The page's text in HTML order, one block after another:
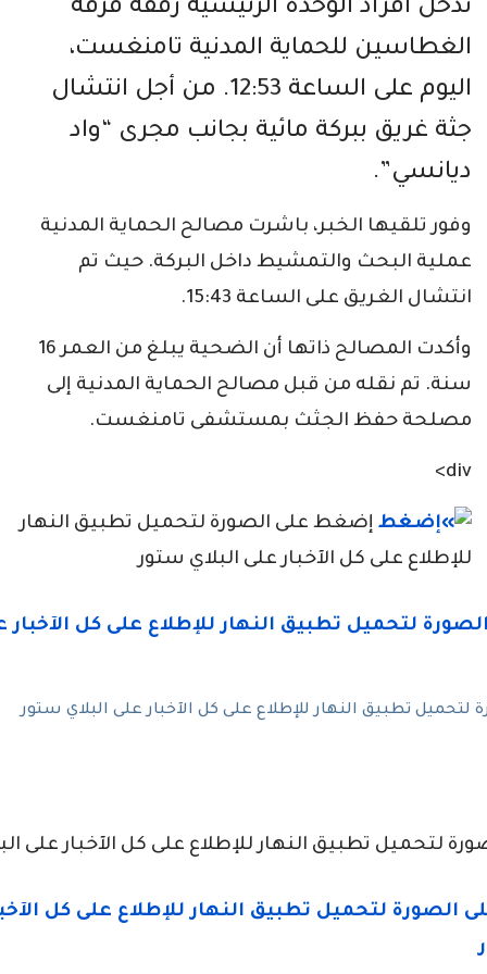
تدخل أفراد الوحدة الرئيسية رفقة فرقة
الغطاسين للحماية المدنية تامنغست،
اليوم على الساعة 12:53. من أجل انتشال
جثة غريق ببركة مائية بجانب مجرى “واد
ديانسي”.
وفور تلقيها الخبر، باشرت مصالح الحماية المدنية
عملية البحث والتمشيط داخل البركة. حيث تم
انتشال الغريق على الساعة 15:43.
وأكدت المصالح ذاتها أن الضحية يبلغ من العمر 16
سنة. تم نقله من قبل مصالح الحماية المدنية إلى
مصلحة حفظ الجثث بمستشفى تامنغست.
div>
إضغط على الصورة لتحميل تطبيق النهار
للإطلاع على كل الآخبار على البلاي ستور
تطبيق النهار للإطلاع على كل الآخبار على البلاي ستور
لتحميل تطبيق النهار للإطلاع على كل الآخبار على